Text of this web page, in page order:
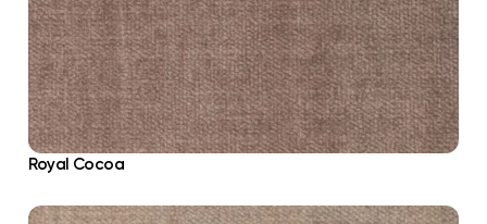
Royal Cocoa